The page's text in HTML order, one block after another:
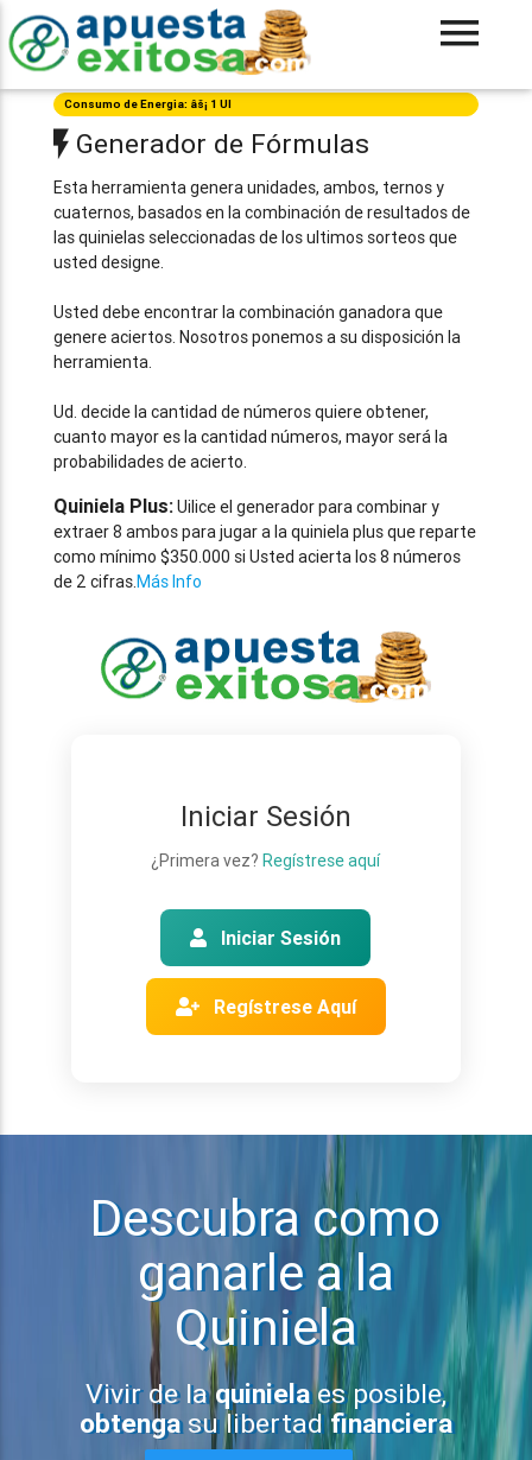
Consumo de Energia: âš¡ 1 UI
Generador de Fórmulas
Esta herramienta genera unidades, ambos, ternos y
cuaternos, basados en la combinación de resultados de
las quinielas seleccionadas de los ultimos sorteos que
usted designe.
Usted debe encontrar la combinación ganadora que
genere aciertos. Nosotros ponemos a su disposición la
herramienta.
Ud. decide la cantidad de números quiere obtener,
cuanto mayor es la cantidad números, mayor será la
probabilidades de acierto.
Quiniela Plus:Uilice el generador para combinar y
extraer 8 ambos para jugar a la quiniela plus que reparte
como mínimo $350.000 si Usted acierta los 8 números
de 2 cifras.Más Info
Iniciar Sesión
¿Primera vez?Regístrese aquí
Iniciar Sesión
Regístrese Aquí
Descubra como
ganarle a la
Quiniela
Vivir de laquinielaes posible,
obtengasu libertadfinanciera